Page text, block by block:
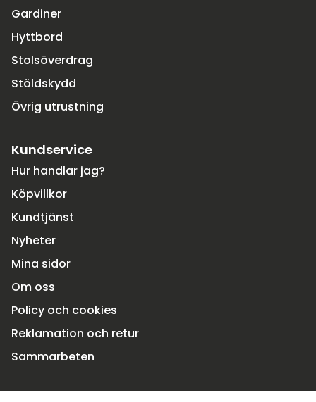
Gardiner
Hyttbord
Stolsöverdrag
Stöldskydd
Övrig utrustning
Kundservice
Hur handlar jag?
Köpvillkor
Kundtjänst
Nyheter
Mina sidor
Om oss
Policy och cookies
Reklamation och retur
Sammarbeten